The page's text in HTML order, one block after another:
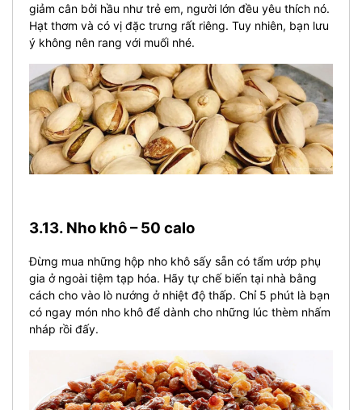
giảm cân bởi hầu như trẻ em, người lớn đều yêu thích nó.
Hạt thơm và có vị đặc trưng rất riêng. Tuy nhiên, bạn lưu
ý không nên rang với muối nhé.
3.13. Nho khô – 50 calo
Đừng mua những hộp nho khô sấy sẵn có tẩm ướp phụ
gia ở ngoài tiệm tạp hóa. Hãy tự chế biến tại nhà bằng
cách cho vào lò nướng ở nhiệt độ thấp. Chỉ 5 phút là bạn
có ngay món nho khô để dành cho những lúc thèm nhấm
nháp rồi đấy.